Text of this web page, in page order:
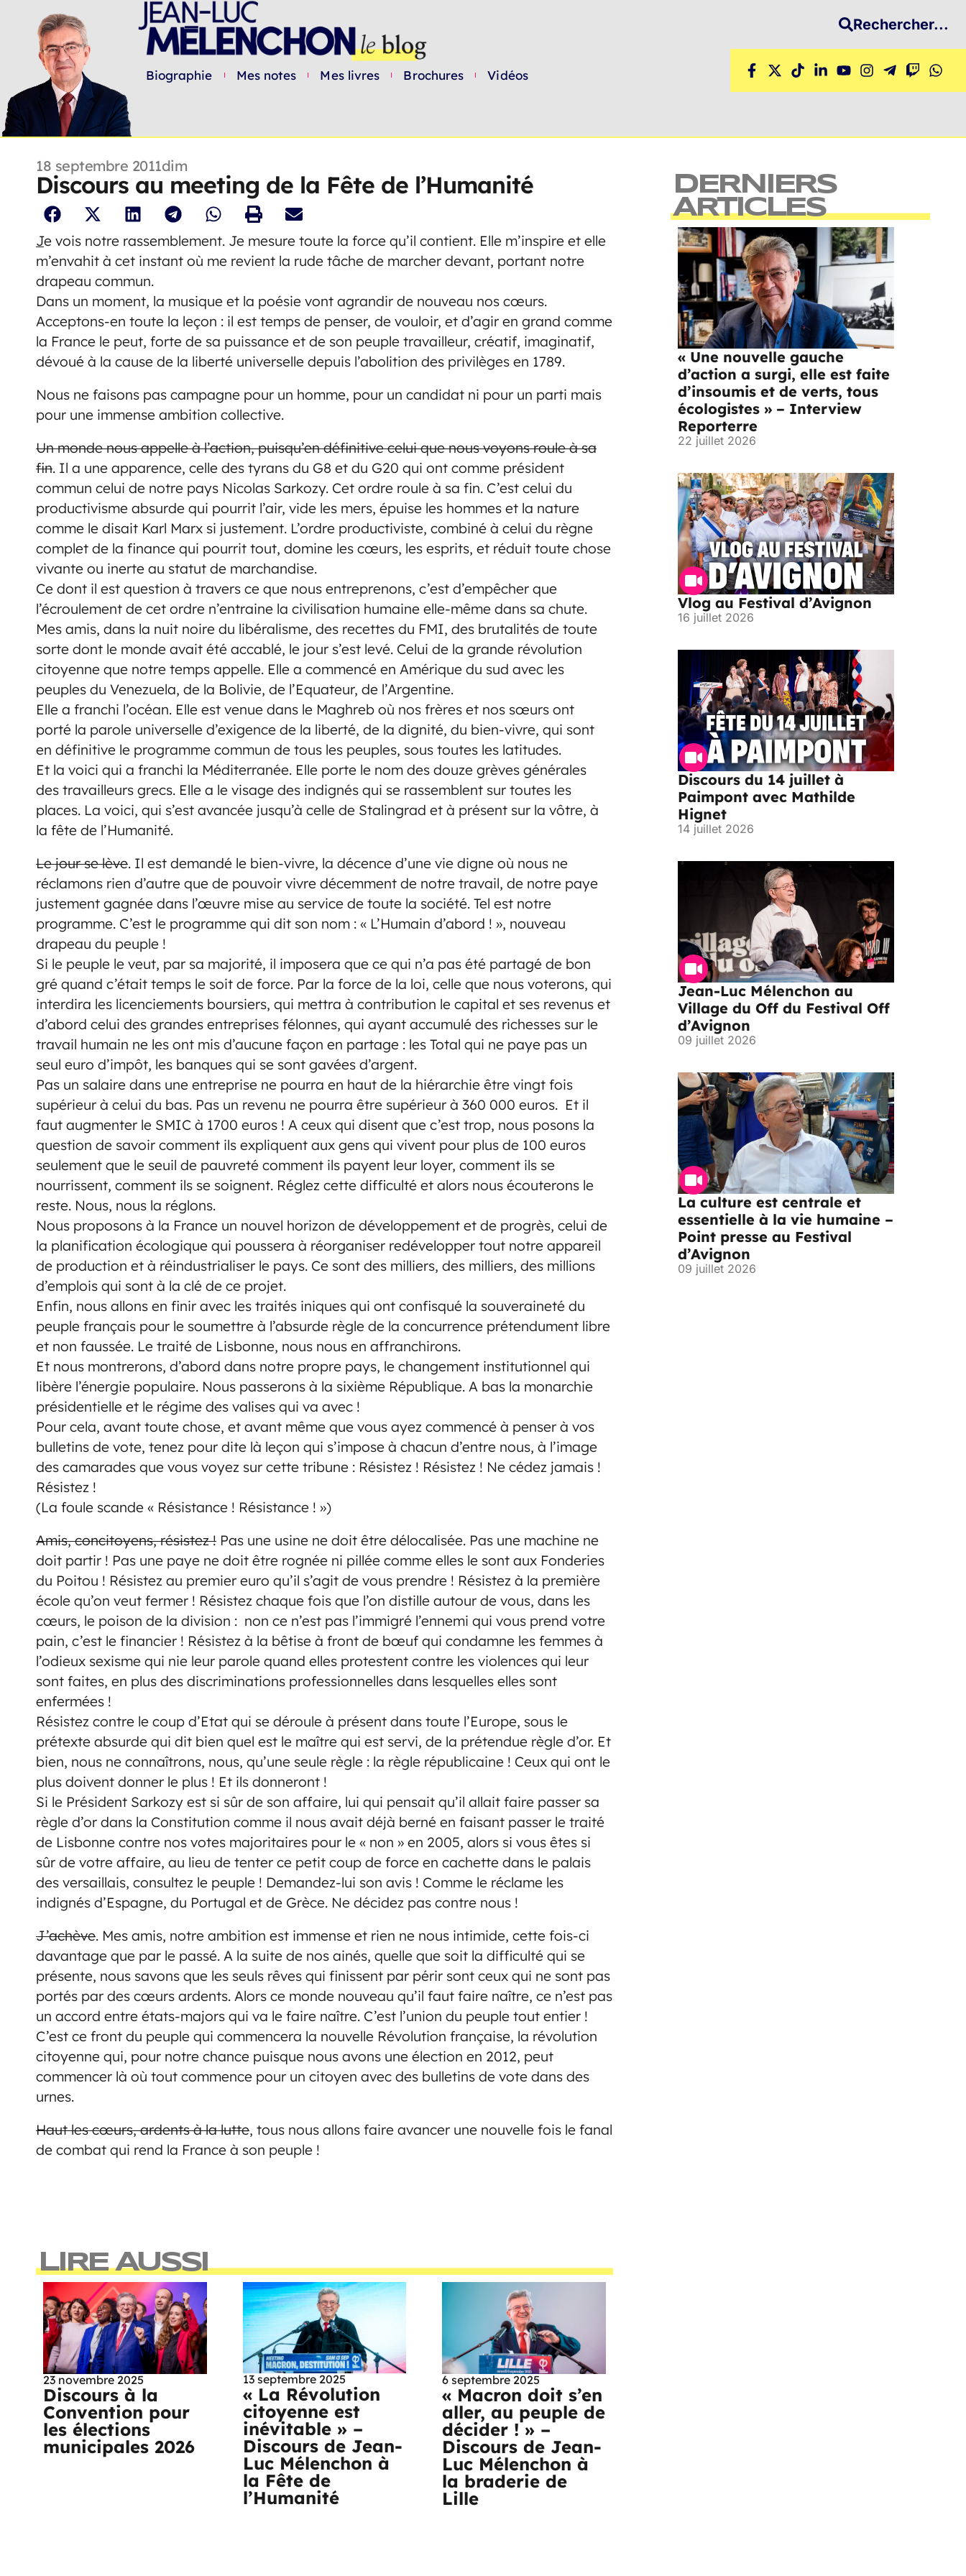
Biographie Mes notes Mes livres Brochures Vidéos
Rechercher...
18 septembre 2011dim
Discours au meeting de la Fête de l’Humanité
Je vois notre rassemblement. Je mesure toute la force qu’il contient. Elle m’inspire et elle
m’envahit à cet instant où me revient la rude tâche de marcher devant, portant notre
drapeau commun.
Dans un moment, la musique et la poésie vont agrandir de nouveau nos cœurs.
Acceptons-en toute la leçon : il est temps de penser, de vouloir, et d’agir en grand comme
la France le peut, forte de sa puissance et de son peuple travailleur, créatif, imaginatif,
dévoué à la cause de la liberté universelle depuis l’abolition des privilèges en 1789.
Nous ne faisons pas campagne pour un homme, pour un candidat ni pour un parti mais
pour une immense ambition collective.
Un monde nous appelle à l’action, puisqu’en définitive celui que nous voyons roule à sa
fin. Il a une apparence, celle des tyrans du G8 et du G20 qui ont comme président
commun celui de notre pays Nicolas Sarkozy. Cet ordre roule à sa fin. C’est celui du
productivisme absurde qui pourrit l’air, vide les mers, épuise les hommes et la nature
comme le disait Karl Marx si justement. L’ordre productiviste, combiné à celui du règne
complet de la finance qui pourrit tout, domine les cœurs, les esprits, et réduit toute chose
vivante ou inerte au statut de marchandise.
Ce dont il est question à travers ce que nous entreprenons, c’est d’empêcher que
l’écroulement de cet ordre n’entraine la civilisation humaine elle-même dans sa chute.
Mes amis, dans la nuit noire du libéralisme, des recettes du FMI, des brutalités de toute
sorte dont le monde avait été accablé, le jour s’est levé. Celui de la grande révolution
citoyenne que notre temps appelle. Elle a commencé en Amérique du sud avec les
peuples du Venezuela, de la Bolivie, de l’Equateur, de l’Argentine.
Elle a franchi l’océan. Elle est venue dans le Maghreb où nos frères et nos sœurs ont
porté la parole universelle d’exigence de la liberté, de la dignité, du bien-vivre, qui sont
en définitive le programme commun de tous les peuples, sous toutes les latitudes.
Et la voici qui a franchi la Méditerranée. Elle porte le nom des douze grèves générales
des travailleurs grecs. Elle a le visage des indignés qui se rassemblent sur toutes les
places. La voici, qui s’est avancée jusqu’à celle de Stalingrad et à présent sur la vôtre, à
la fête de l’Humanité.
Le jour se lève. Il est demandé le bien-vivre, la décence d’une vie digne où nous ne
réclamons rien d’autre que de pouvoir vivre décemment de notre travail, de notre paye
justement gagnée dans l’œuvre mise au service de toute la société. Tel est notre
programme. C’est le programme qui dit son nom : « L’Humain d’abord ! », nouveau
drapeau du peuple !
Si le peuple le veut, par sa majorité, il imposera que ce qui n’a pas été partagé de bon
gré quand c’était temps le soit de force. Par la force de la loi, celle que nous voterons, qui
interdira les licenciements boursiers, qui mettra à contribution le capital et ses revenus et
d’abord celui des grandes entreprises félonnes, qui ayant accumulé des richesses sur le
travail humain ne les ont mis d’aucune façon en partage : les Total qui ne paye pas un
seul euro d’impôt, les banques qui se sont gavées d’argent.
Pas un salaire dans une entreprise ne pourra en haut de la hiérarchie être vingt fois
supérieur à celui du bas. Pas un revenu ne pourra être supérieur à 360 000 euros. Et il
faut augmenter le SMIC à 1700 euros ! A ceux qui disent que c’est trop, nous posons la
question de savoir comment ils expliquent aux gens qui vivent pour plus de 100 euros
seulement que le seuil de pauvreté comment ils payent leur loyer, comment ils se
nourrissent, comment ils se soignent. Réglez cette difficulté et alors nous écouterons le
reste. Nous, nous la réglons.
Nous proposons à la France un nouvel horizon de développement et de progrès, celui de
la planification écologique qui poussera à réorganiser redévelopper tout notre appareil
de production et à réindustrialiser le pays. Ce sont des milliers, des milliers, des millions
d’emplois qui sont à la clé de ce projet.
Enfin, nous allons en finir avec les traités iniques qui ont confisqué la souveraineté du
peuple français pour le soumettre à l’absurde règle de la concurrence prétendument libre
et non faussée. Le traité de Lisbonne, nous nous en affranchirons.
Et nous montrerons, d’abord dans notre propre pays, le changement institutionnel qui
libère l’énergie populaire. Nous passerons à la sixième République. A bas la monarchie
présidentielle et le régime des valises qui va avec !
Pour cela, avant toute chose, et avant même que vous ayez commencé à penser à vos
bulletins de vote, tenez pour dite là leçon qui s’impose à chacun d’entre nous, à l’image
des camarades que vous voyez sur cette tribune : Résistez ! Résistez ! Ne cédez jamais !
Résistez !
(La foule scande « Résistance ! Résistance ! »)
Amis, concitoyens, résistez ! Pas une usine ne doit être délocalisée. Pas une machine ne
doit partir ! Pas une paye ne doit être rognée ni pillée comme elles le sont aux Fonderies
du Poitou ! Résistez au premier euro qu’il s’agit de vous prendre ! Résistez à la première
école qu’on veut fermer ! Résistez chaque fois que l’on distille autour de vous, dans les
cœurs, le poison de la division : non ce n’est pas l’immigré l’ennemi qui vous prend votre
pain, c’est le financier ! Résistez à la bêtise à front de bœuf qui condamne les femmes à
l’odieux sexisme qui nie leur parole quand elles protestent contre les violences qui leur
sont faites, en plus des discriminations professionnelles dans lesquelles elles sont
enfermées !
Résistez contre le coup d’Etat qui se déroule à présent dans toute l’Europe, sous le
prétexte absurde qui dit bien quel est le maître qui est servi, de la prétendue règle d’or. Et
bien, nous ne connaîtrons, nous, qu’une seule règle : la règle républicaine ! Ceux qui ont le
plus doivent donner le plus ! Et ils donneront !
Si le Président Sarkozy est si sûr de son affaire, lui qui pensait qu’il allait faire passer sa
règle d’or dans la Constitution comme il nous avait déjà berné en faisant passer le traité
de Lisbonne contre nos votes majoritaires pour le « non » en 2005, alors si vous êtes si
sûr de votre affaire, au lieu de tenter ce petit coup de force en cachette dans le palais
des versaillais, consultez le peuple ! Demandez-lui son avis ! Comme le réclame les
indignés d’Espagne, du Portugal et de Grèce. Ne décidez pas contre nous !
J’achève. Mes amis, notre ambition est immense et rien ne nous intimide, cette fois-ci
davantage que par le passé. A la suite de nos ainés, quelle que soit la difficulté qui se
présente, nous savons que les seuls rêves qui finissent par périr sont ceux qui ne sont pas
portés par des cœurs ardents. Alors ce monde nouveau qu’il faut faire naître, ce n’est pas
un accord entre états-majors qui va le faire naître. C’est l’union du peuple tout entier !
C’est ce front du peuple qui commencera la nouvelle Révolution française, la révolution
citoyenne qui, pour notre chance puisque nous avons une élection en 2012, peut
commencer là où tout commence pour un citoyen avec des bulletins de vote dans des
urnes.
Haut les cœurs, ardents à la lutte, tous nous allons faire avancer une nouvelle fois le fanal
de combat qui rend la France à son peuple !
LIRE AUSSI
23 novembre 2025
Discours à la
Convention pour
les élections
municipales 2026
13 septembre 2025
« La Révolution
citoyenne est
inévitable » –
Discours de Jean-
Luc Mélenchon à
la Fête de
l’Humanité
6 septembre 2025
« Macron doit s’en
aller, au peuple de
décider ! » –
Discours de Jean-
Luc Mélenchon à
la braderie de
Lille
DERNIERS
ARTICLES
« Une nouvelle gauche
d’action a surgi, elle est faite
d’insoumis et de verts, tous
écologistes » – Interview
Reporterre
22 juillet 2026
Vlog au Festival d’Avignon
16 juillet 2026
Discours du 14 juillet à
Paimpont avec Mathilde
Hignet
14 juillet 2026
Jean-Luc Mélenchon au
Village du Off du Festival Off
d’Avignon
09 juillet 2026
La culture est centrale et
essentielle à la vie humaine –
Point presse au Festival
d’Avignon
09 juillet 2026